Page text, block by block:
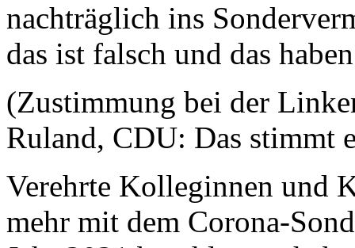
nachträglich ins
das ist falsch und das
(Zustimmung bei der
Ruland, CDU: Das stimmt
Verehrte Kolleginnen und
mehr mit dem Corona-